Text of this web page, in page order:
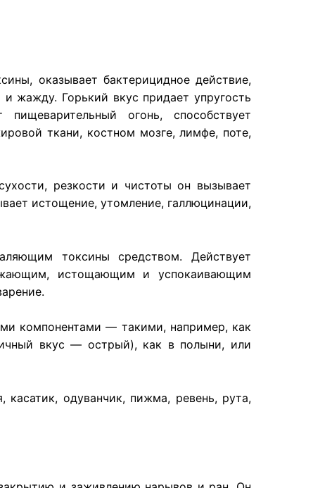
оказывает бактерицидное действие,
жажду. Горький вкус придает упругость
огонь, способствует
ткани, костном мозге, лимфе, поте,
резкости и чистоты он вызывает
истощение, утомление, галлюцинации,
токсины средством. Действует
истощающим и успокаивающим
компонентами — такими, например, как
вкус — острый), как в полыни, или
касатик, одуванчик, пижма, ревень, рута,